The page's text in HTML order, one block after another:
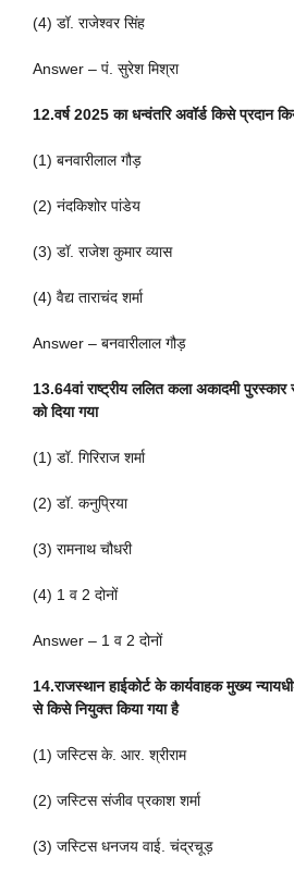
(4) डॉ. राजेश्वर सिंह
Answer – पं. सुरेश मिश्रा
12.वर्ष 2025 का धन्वंतरि अवॉर्ड किसे प्रदान
(1) बनवारीलाल गौड़
(2) नंदकिशोर पांडेय
(3) डॉ. राजेश कुमार व्यास
(4) वैद्य ताराचंद शर्मा
Answer – बनवारीलाल गौड़
13.64वां राष्ट्रीय ललित कला अकादमी
को दिया गया
(1) डॉ. गिरिराज शर्मा
(2) डॉ. कनुप्रिया
(3) रामनाथ चौधरी
(4) 1 व 2 दोनों
Answer – 1 व 2 दोनों
14.राजस्थान हाईकोर्ट के कार्यवाहक मुख्य
से किसे नियुक्त किया गया है
(1) जस्टिस के. आर. श्रीराम
(2) जस्टिस संजीव प्रकाश शर्मा
(3) जस्टिस धनजय वाई. चंद्रचूड़